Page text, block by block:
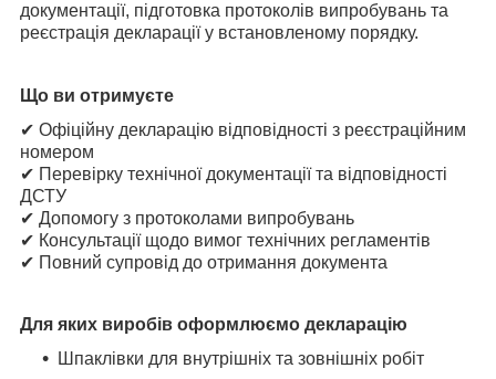
документації, підготовка протоколів випробувань та
реєстрація декларації у встановленому порядку.
Що ви отримуєте
✔ Офіційну декларацію відповідності з реєстраційним
номером
✔ Перевірку технічної документації та відповідності
ДСТУ
✔ Допомогу з протоколами випробувань
✔ Консультації щодо вимог технічних регламентів
✔ Повний супровід до отримання документа
Для яких виробів оформлюємо декларацію
Шпаклівки для внутрішніх та зовнішніх робіт